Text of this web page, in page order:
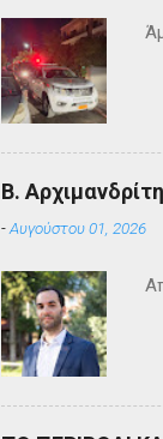
Β.
-Αυγούστου 01, 2026